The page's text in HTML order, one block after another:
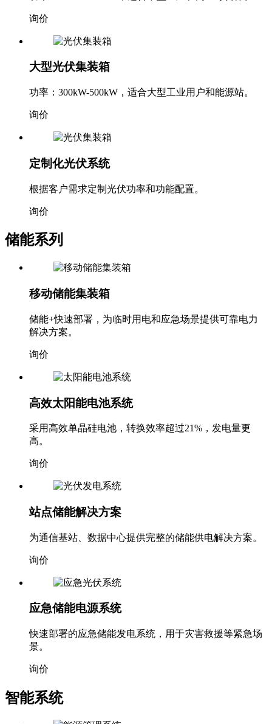
大型光伏集装箱
功率：300kW-500kW，适合大型工业用户和能源站。
询价
定制化光伏系统
根据客户需求定制光伏功率和功能配置。
询价
储能+快速部署，为临时用电和应急场景提供可靠电力
解决方案。
询价
高效太阳能电池系统
采用高效单晶硅电池，转换效率超过21%，发电量更
高。
询价
为通信基站、数据中心提供完整的储能供电解决方案。
询价
应急储能电源系统
快速部署的应急储能发电系统，用于灾害救援等紧急场
景。
询价